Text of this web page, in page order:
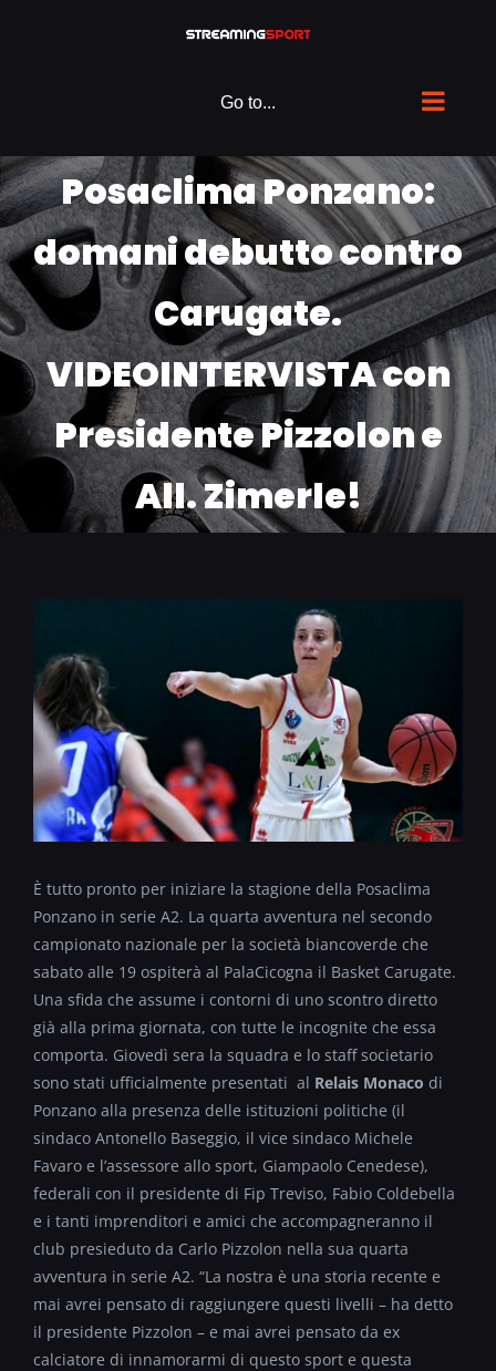
Go to...
Posaclima Ponzano:
domani debutto contro
Carugate.
VIDEOINTERVISTA con
Presidente Pizzolon e
All. Zimerle!
È tutto pronto per iniziare la stagione della Posaclima
Ponzano in serie A2. La quarta avventura nel secondo
campionato nazionale per la società biancoverde che
sabato alle 19 ospiterà al PalaCicogna il Basket Carugate.
Una sfida che assume i contorni di uno scontro diretto
già alla prima giornata, con tutte le incognite che essa
comporta. Giovedì sera la squadra e lo staff societario
sono stati ufficialmente presentati al Relais Monaco di
Ponzano alla presenza delle istituzioni politiche (il
sindaco Antonello Baseggio, il vice sindaco Michele
Favaro e l’assessore allo sport, Giampaolo Cenedese),
federali con il presidente di Fip Treviso, Fabio Coldebella
e i tanti imprenditori e amici che accompagneranno il
club presieduto da Carlo Pizzolon nella sua quarta
avventura in serie A2. “La nostra è una storia recente e
mai avrei pensato di raggiungere questi livelli – ha detto
il presidente Pizzolon – e mai avrei pensato da ex
calciatore di innamorarmi di questo sport e questa